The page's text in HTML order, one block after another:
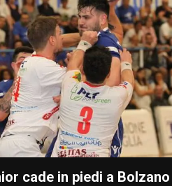
cade in piedi a Bolzano